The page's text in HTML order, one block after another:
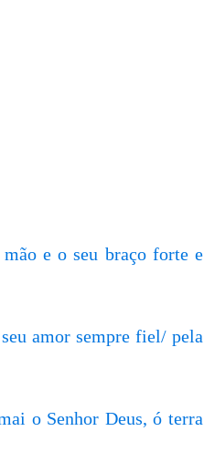
e o seu braço forte e
amor sempre fiel/ pela
o Senhor Deus, ó terra